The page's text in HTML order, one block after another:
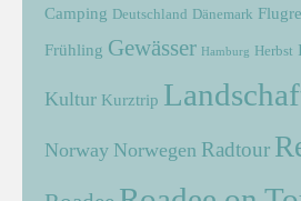
Camping Deutschland Dänemark
Frühling Gewässer Hamburg Herbst
Kultur Kurztrip
Norway Norwegen Radtour